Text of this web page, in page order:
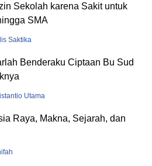
Sekolah karena Sakit untuk
SMA
Saktika
Benderaku Ciptaan Bu Sud
Utama
Raya, Makna, Sejarah, dan